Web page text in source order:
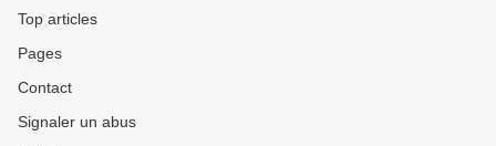
Top articles
Pages
Contact
Signaler un abus